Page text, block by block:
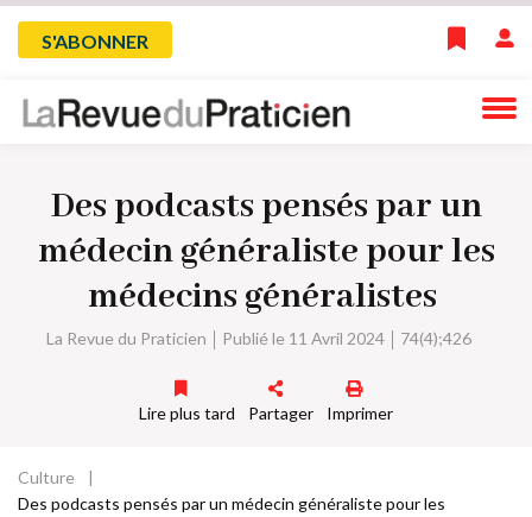
Skip
navigation
Menu
du
de
l'utilisateur
S'ABONNER
Des podcasts pensés par un
médecin généraliste pour les
médecins généralistes
La Revue du Praticien Publié le 11 Avril 2024 74(4);426
Lire plus tard Partager Imprimer
Fil
Culture
Des podcasts pensés par un médecin généraliste pour les